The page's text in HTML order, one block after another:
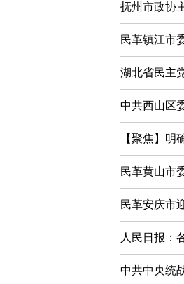
抚州市政协
民革镇江市
湖北省民主
中共西山区
【聚焦】明
民革黄山市
民革安庆市
人民日报：
中共中央统